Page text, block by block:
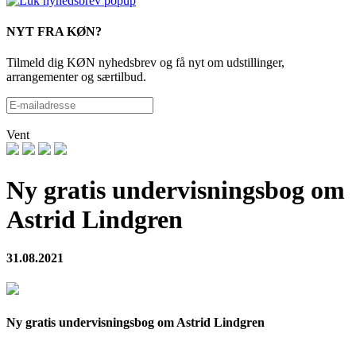
NYT FRA KØN?
Tilmeld dig KØN nyhedsbrev og få nyt om udstillinger,
arrangementer og særtilbud.
Vent
Ny gratis undervisningsbog om
Astrid Lindgren
31.08.2021
Ny gratis undervisningsbog om Astrid Lindgren